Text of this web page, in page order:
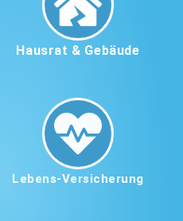
Hausrat & Gebäude
Lebens-Versicherung